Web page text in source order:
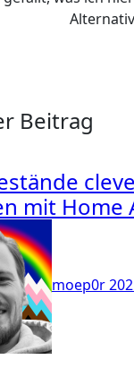
Beitrag
mit Home
moep0r